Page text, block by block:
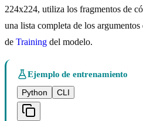
224x224, utiliza los fragmentos de
una lista completa de los
de Training del modelo.
Ejemplo de entrenamiento
Python
CLI